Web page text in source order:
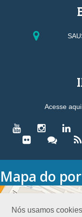
Nós usamos
Acesse
Mapa do
HOME
Conselho Diretor